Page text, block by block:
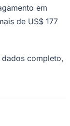
em
de US$ 177
completo,